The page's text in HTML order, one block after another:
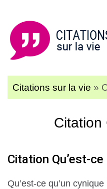
Citations sur la vie »
Citation
Citation Qu’est-ce
Qu’est-ce qu’un